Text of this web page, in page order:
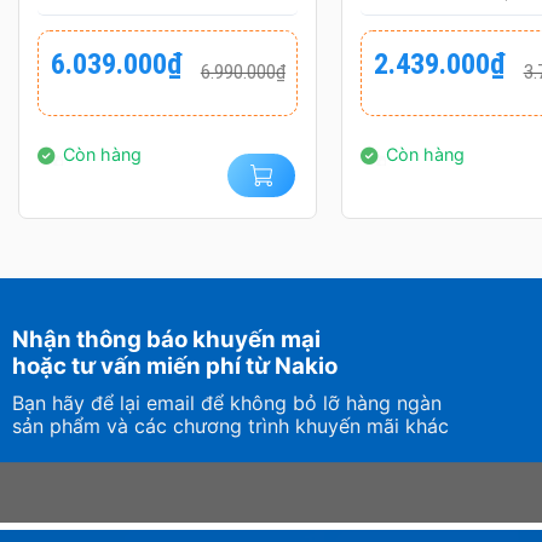
FAST IPS 420HZ 0.3MS
6.990.000₫
Giá
gốc
6.990.000₫.
6.039.000₫
Giá
hiện
là:
6.039.000₫.
Còn hàng
FHD – IPS –
0.5MS)
Giá
gốc
3.700.000₫.
2.439.000₫
Giá
hiện
là:
2.439.000₫.
Còn hàng
Nhận thông báo khuyến mại
hoặc tư vấn miến phí từ Nakio
Bạn hãy để lại email để không bỏ lỡ hàng ngàn
sản phẩm và các chương trình khuyến mãi khác